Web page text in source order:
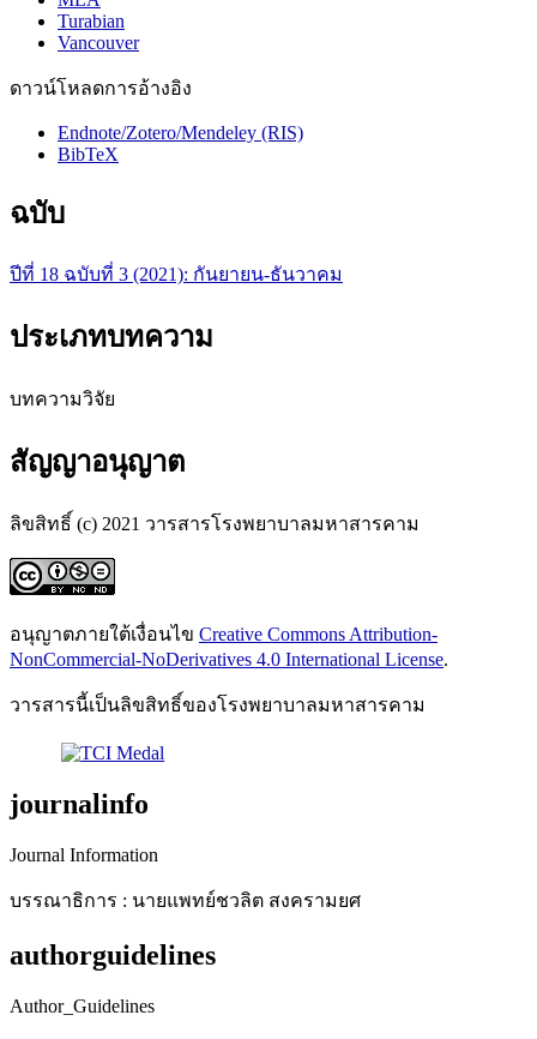
Turabian
Vancouver
ดาวน์โหลดการอ้างอิง
Endnote/Zotero/Mendeley (RIS)
BibTeX
ฉบับ
ปีที่ 18 ฉบับที่ 3 (2021): กันยายน-ธันวาคม
ประเภทบทความ
บทความวิจัย
สัญญาอนุญาต
ลิขสิทธิ์ (c) 2021 วารสารโรงพยาบาลมหาสารคาม
อนุญาตภายใต้เงื่อนไข Creative Commons Attribution-
NonCommercial-NoDerivatives 4.0 International License.
วารสารนี้เป็นลิขสิทธิ์ของโรงพยาบาลมหาสารคาม
journalinfo
Journal Information
บรรณาธิการ : นายแพทย์ชวลิต สงครามยศ
authorguidelines
Author_Guidelines